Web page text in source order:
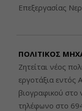
Επεξεργασίας
ΠΟΛΙΤΙΚΟΣ
Ζητείται νέος
εργοτάξια εντός
βιογραφικού στο
τηλέφωνο στο